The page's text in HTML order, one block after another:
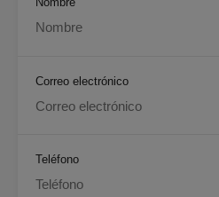
Correo electrónico
Teléfono